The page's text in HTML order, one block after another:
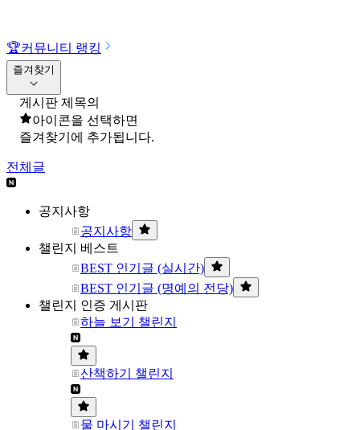
🏆커뮤니티 랭킹
즐겨찾기
게시판 제목의
아이콘을 선택하면
즐겨찾기에 추가됩니다.
전체글
공지사항
공지사항
챌린지 베스트
BEST 인기글 (실시간)
BEST 인기글 (명예의 전당)
챌린지 인증 게시판
하늘 보기 챌린지
산책하기 챌린지
물 마시기 챌린지